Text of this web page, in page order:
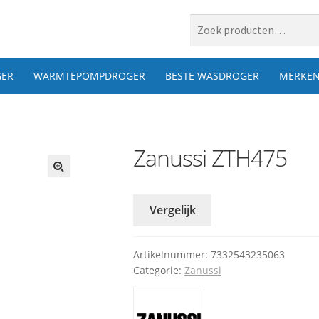
 naar:
WARMTEPOMPDROGER BESTE WASDROGER
Zanussi ZTH475
Vergelijk
Artikelnummer: 7332543235063
Categorie: Zanussi